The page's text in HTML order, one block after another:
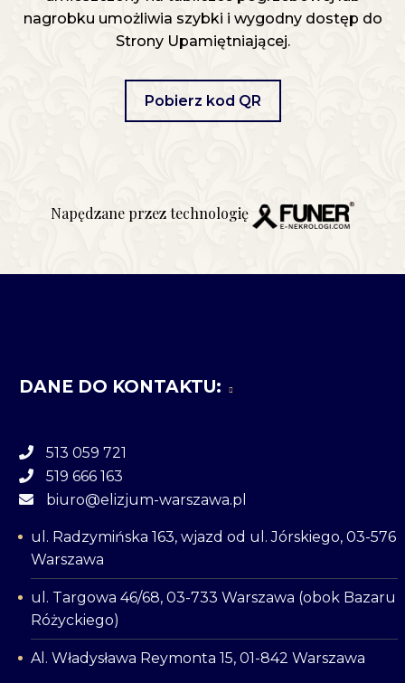
nagrobku umożliwia szybki i wygodny dostęp do
Strony Upamiętniającej.
Pobierz kod QR
Napędzane przez technologię
DANE DO KONTAKTU:
513 059 721
519 666 163
biuro@elizjum-warszawa.pl
ul. Radzymińska 163, wjazd od ul. Jórskiego, 03-576
Warszawa
ul. Targowa 46/68, 03-733 Warszawa (obok Bazaru
Różyckiego)
Al. Władysława Reymonta 15, 01-842 Warszawa